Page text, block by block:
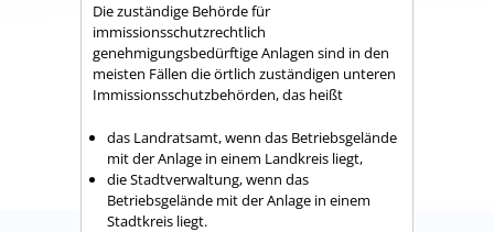
Die zuständige Behörde für
immissionsschutzrechtlich
genehmigungsbedürftige Anlagen sind in den
meisten Fällen die örtlich zuständigen unteren
Immissionsschutzbehörden, das heißt
das Landratsamt, wenn das Betriebsgelände
mit der Anlage in einem Landkreis liegt,
die Stadtverwaltung, wenn das
Betriebsgelände mit der Anlage in einem
Stadtkreis liegt.